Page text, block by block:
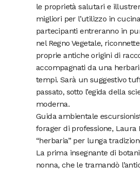
le proprietà salutari e
migliori per l’utilizzo in
partecipanti entreranno in
nel Regno Vegetale,
proprie antiche origini di
accompagnati da una
tempi. Sarà un suggestivo
passato, sotto l’egida della
moderna.
Guida ambientale
forager di professione, Laura
“herbaria” per lunga
La prima insegnante di
nonna, che le tramandò